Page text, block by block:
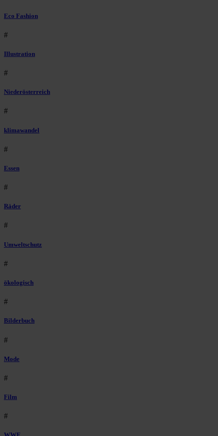
Eco Fashion
#
Illustration
#
Niederösterreich
#
klimawandel
#
Essen
#
Räder
#
Umweltschutz
#
ökologisch
#
Bilderbuch
#
Mode
#
Film
#